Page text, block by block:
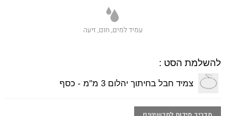
עמיד למים, חום, זיעה
להשלמת הסט :
צמיד חבל בחיתוך יהלום 3 מ"מ - כסף